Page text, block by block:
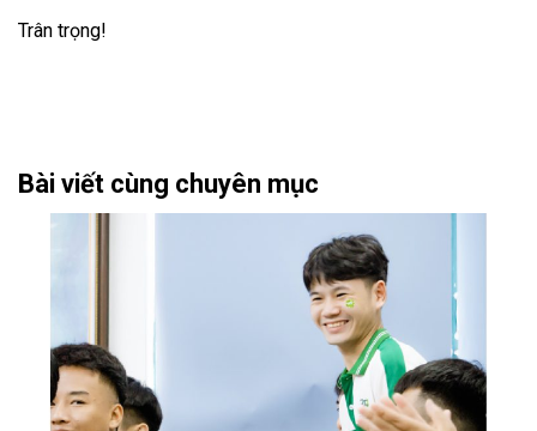
Trân trọng!
Bài viết cùng chuyên mục